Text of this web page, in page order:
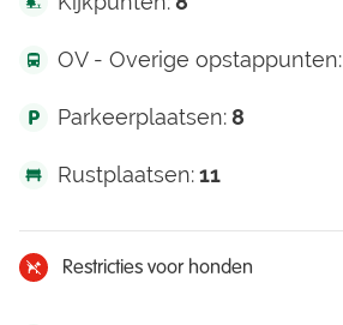
OV - Overige opstappunten:
Parkeerplaatsen:8
Rustplaatsen:11
Restricties voor honden